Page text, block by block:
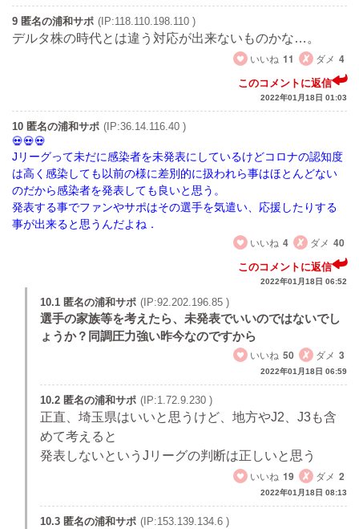
9 匿名の浦和サポ (IP:118.110.198.110 )
デルタ株の時代とは違う対応が出来ないものかな…。
いいね 11 ダメ 4
このコメントに返信
2022年01月18日 01:03
10 匿名の浦和サポ (IP:36.14.116.40 )
Jリーグって未だに感染者を未発表にしているけどコロナの認知度
は高く感染しても以前の様に差別的に扱われら事はほとんどない
のだから感染者を発表しても良いと思う。
発表する事でファンやサポはその選手を気遣い、応援したりする
事が出来ると思うんだよね．
いいね 4 ダメ 40
このコメントに返信
2022年01月18日 06:52
10.1 匿名の浦和サポ (IP:92.202.196.85 )
選手の家族等を考えたら、未発表でいいのではないでし
ょうか？同調圧力強い昨今なのですから
いいね 50 ダメ 3
2022年01月18日 06:59
10.2 匿名の浦和サポ (IP:1.72.9.230 )
正直、埼玉県はいいと思うけど、地方やJ2、J3も含
めて考えると
発表しないというJリーグの判断は正しいと思う
いいね 19 ダメ 2
2022年01月18日 08:13
10.3 匿名の浦和サポ (IP:153.139.134.6 )